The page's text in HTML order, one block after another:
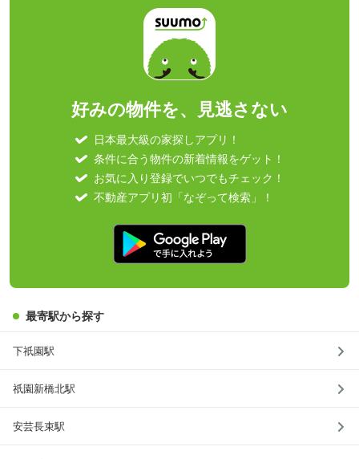
好みの物件を、見逃さない
日本最大級の家探しアプリ！
条件に合う物件の新着情報をゲット！
お気に入り登録でいつでもチェック！
不動産アプリ初「なぞって検索」！
最寄駅から探す
下祇園駅
祇園新橋北駅
安芸長束駅